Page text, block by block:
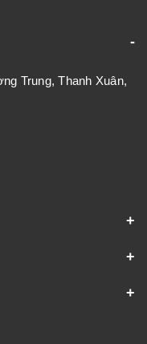
Trung, Thanh Xuân,